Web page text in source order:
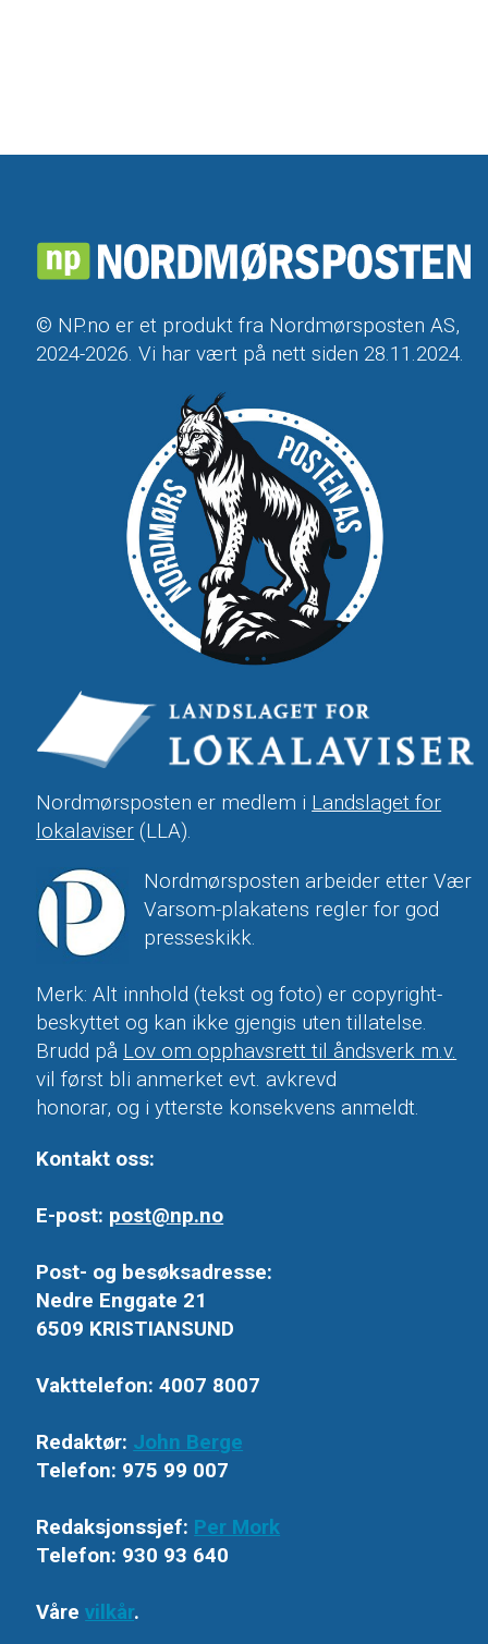
© NP.no er et produkt fra Nordmørsposten AS,
2024-2026. Vi har vært på nett siden 28.11.2024.
Nordmørsposten er medlem i Landslaget for
lokalaviser (LLA).
Nordmørsposten arbeider etter Vær
Varsom-plakatens regler for god
presseskikk.
Merk: Alt innhold (tekst og foto) er copyright-
beskyttet og kan ikke gjengis uten tillatelse.
Brudd på Lov om opphavsrett til åndsverk m.v.
vil først bli anmerket evt. avkrevd
honorar, og i ytterste konsekvens anmeldt.
Kontakt oss:
E-post: post@np.no
Post- og besøksadresse:
Nedre Enggate 21
6509 KRISTIANSUND
Vakttelefon: 4007 8007
Redaktør: John Berge
Telefon: 975 99 007
Redaksjonssjef: Per Mork
Telefon: 930 93 640
Vårevilkår.